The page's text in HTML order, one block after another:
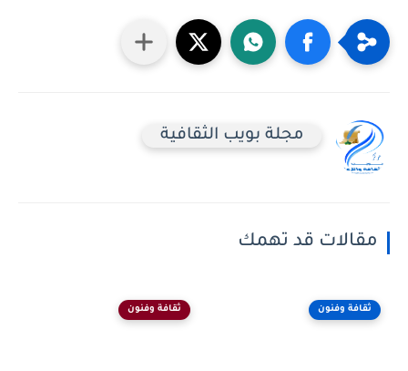
مجلة بويب الثقافية
مقالات قد تهمك
ثقافة وفنون ثقافة وفنون